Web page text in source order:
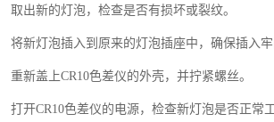
取出新的灯泡，检查是否有损坏或裂纹。
将新灯泡插入到原来的灯泡插座中，确保插入牢
重新盖上CR10色差仪的外壳，并拧紧螺丝。
打开CR10色差仪的电源，检查新灯泡是否正常工